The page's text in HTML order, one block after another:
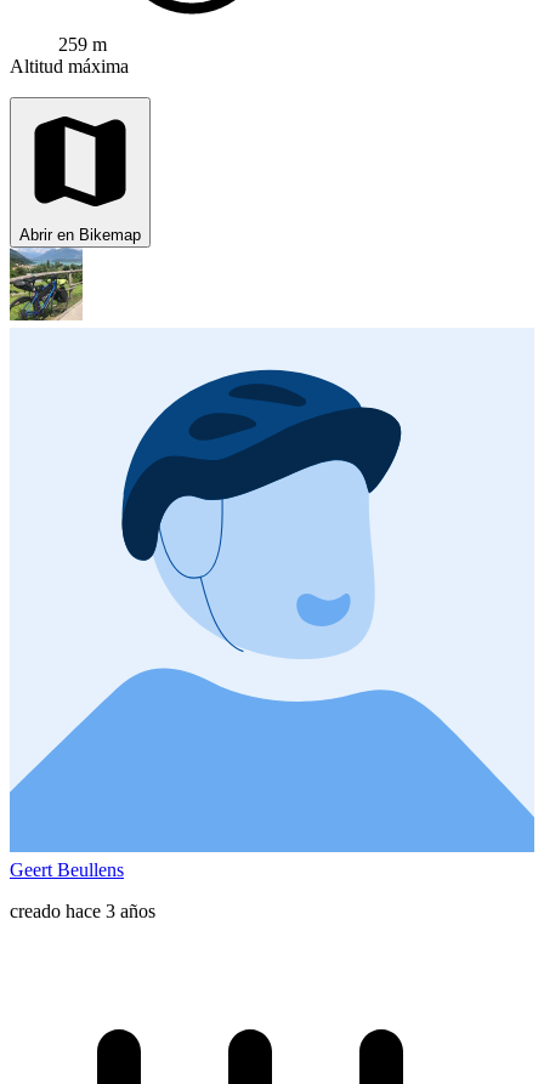
259 m
Altitud máxima
Abrir en Bikemap
Geert Beullens
creado hace 3 años